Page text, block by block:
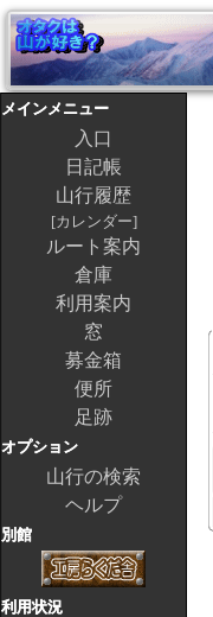
メインメニュー
入口
日記帳
山行履歴
カレンダー
ルート案内
倉庫
利用案内
窓
募金箱
便所
足跡
オプション
山行の検索
ヘルプ
別館
利用状況